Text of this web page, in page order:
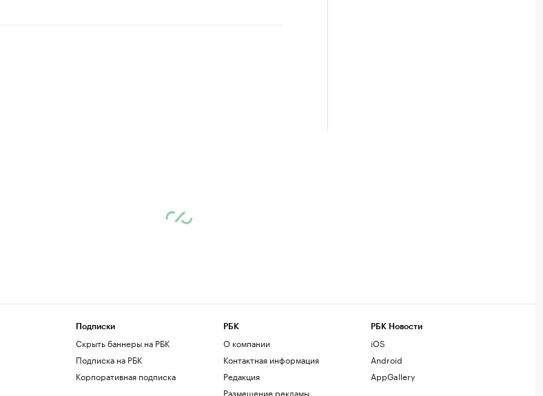
Подписки
Скрыть баннеры на РБК
Подписка на РБК
Корпоративная подписка
РБК
О компании
Контактная информация
Редакция
Размещение рекламы
РБК Новости
iOS
Android
AppGallery